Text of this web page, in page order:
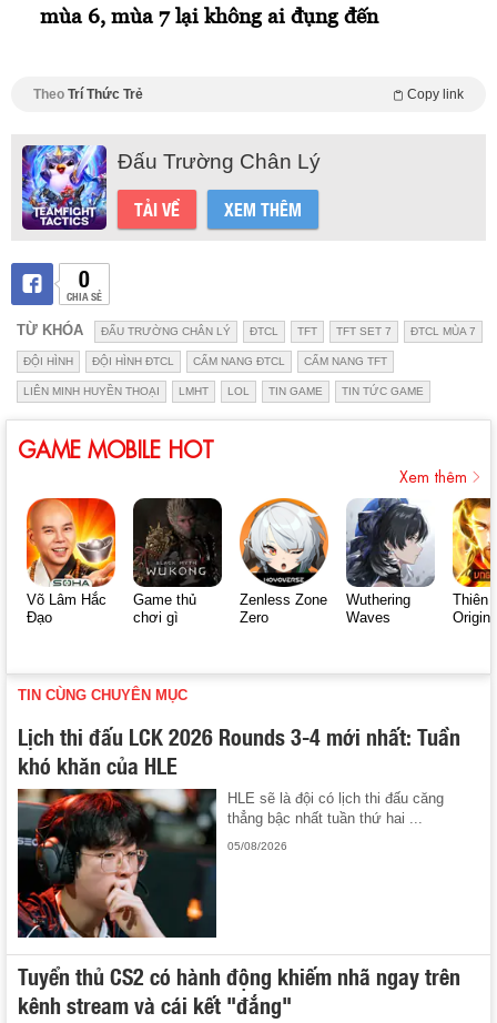
mùa 6, mùa 7 lại không ai đụng đến
Theo Trí Thức Trẻ Copy link
Đấu Trường Chân Lý
TẢI VỀ XEM THÊM
0
CHIA SẺ
TỪ KHÓA ĐẤU TRƯỜNG CHÂN LÝ ĐTCL TFT TFT SET 7 ĐTCL MÙA 7
ĐỘI HÌNH ĐỘI HÌNH ĐTCL CẨM NANG ĐTCL CẨM NANG TFT
LIÊN MINH HUYỀN THOẠI LMHT LOL TIN GAME TIN TỨC GAME
GAME MOBILE HOT
Xem thêm
Võ Lâm Hắc
Đạo
Game thủ
chơi gì
Zenless Zone
Zero
Wuthering
Waves
Thiên
Origin
TIN CÙNG CHUYÊN MỤC
Lịch thi đấu LCK 2026 Rounds 3-4 mới nhất: Tuần
khó khăn của HLE
HLE sẽ là đội có lịch thi đấu căng
thẳng bậc nhất tuần thứ hai ...
05/08/2026
Tuyển thủ CS2 có hành động khiếm nhã ngay trên
kênh stream và cái kết "đắng"